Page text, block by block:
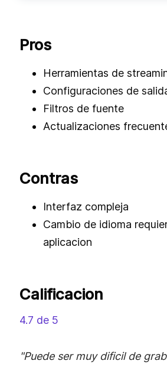
Pros
Herramientas de
Configuraciones de
Filtros de fuente
Actualizaciones
Contras
Interfaz compleja
Cambio de idioma
aplicacion
Calificacion
4.7 de 5
"Puede ser muy dificil de